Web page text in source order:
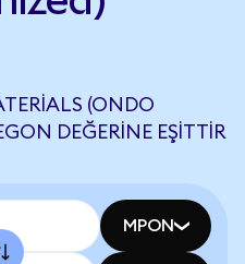
(ONDO
DEĞERINE EŞITTIR
MPON